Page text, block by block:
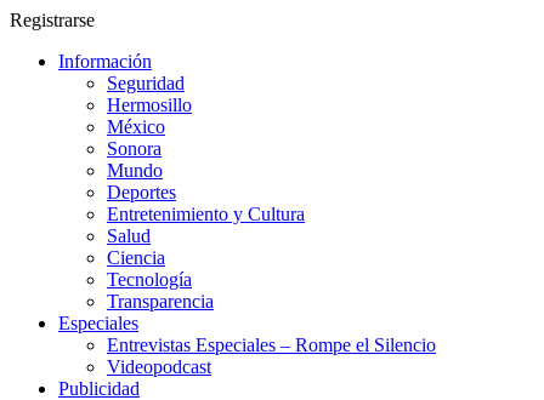
Registrarse
Información
Seguridad
Hermosillo
México
Sonora
Mundo
Deportes
Entretenimiento y Cultura
Salud
Ciencia
Tecnología
Transparencia
Especiales
Entrevistas Especiales – Rompe el Silencio
Videopodcast
Publicidad